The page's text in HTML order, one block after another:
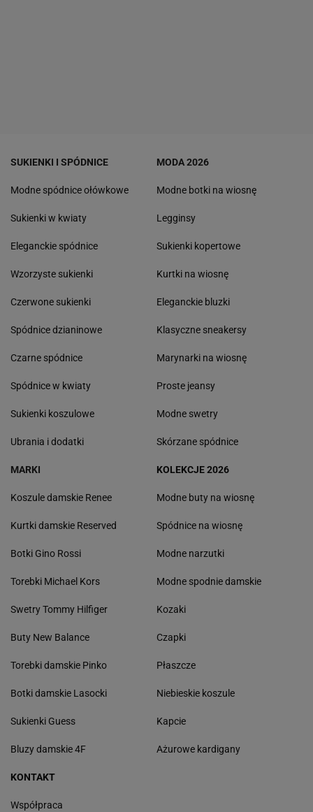
SUKIENKI I SPÓDNICE
Modne spódnice ołówkowe
Sukienki w kwiaty
Eleganckie spódnice
Wzorzyste sukienki
Czerwone sukienki
Spódnice dzianinowe
Czarne spódnice
Spódnice w kwiaty
Sukienki koszulowe
Ubrania i dodatki
MODA 2026
Modne botki na wiosnę
Legginsy
Sukienki kopertowe
Kurtki na wiosnę
Eleganckie bluzki
Klasyczne sneakersy
Marynarki na wiosnę
Proste jeansy
Modne swetry
Skórzane spódnice
MARKI
Koszule damskie Renee
Kurtki damskie Reserved
Botki Gino Rossi
Torebki Michael Kors
Swetry Tommy Hilfiger
Buty New Balance
Torebki damskie Pinko
Botki damskie Lasocki
Sukienki Guess
Bluzy damskie 4F
KOLEKCJE 2026
Modne buty na wiosnę
Spódnice na wiosnę
Modne narzutki
Modne spodnie damskie
Kozaki
Czapki
Płaszcze
Niebieskie koszule
Kapcie
Ażurowe kardigany
KONTAKT
Współpraca